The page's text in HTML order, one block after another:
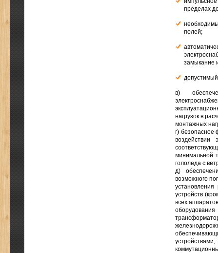
пределах
полей;
замыкание
допустимый
в)
нагрузок в
монтажных
г) безопасное
воздействии
минимальной
гололеда с
д)
возможного
устройств
всех